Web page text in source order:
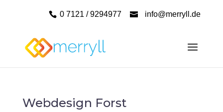
0 7121 / 9294977 info@merryll.de
Webdesign Forst